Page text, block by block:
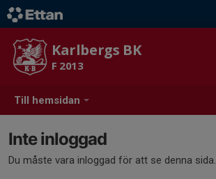
Till hemsidan
Karlbergs BK
F 2013
Inte inloggad
Du måste vara inloggad för att se denna sida.